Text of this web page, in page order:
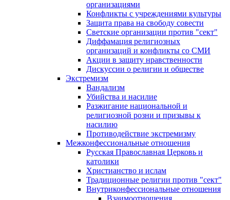
организациями
Конфликты с учреждениями культуры
Защита права на свободу совести
Светские организации против "сект"
Диффамация религиозных
организаций и конфликты со СМИ
Акции в защиту нравственности
Дискуссии о религии и обществе
Экстремизм
Вандализм
Убийства и насилие
Разжигание национальной и
религиозной розни и призывы к
насилию
Противодействие экстремизму
Межконфессиональные отношения
Русская Православная Церковь и
католики
Христианство и ислам
Традиционные религии против "сект"
Внутриконфессиональные отношения